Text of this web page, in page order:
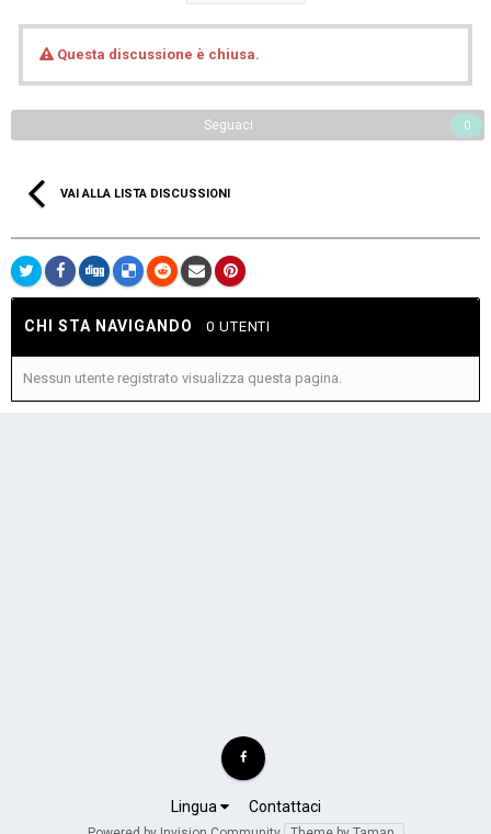
Questa discussione è chiusa.
Seguaci 0
VAI ALLA LISTA DISCUSSIONI
CHI STA NAVIGANDO 0 UTENTI
Nessun utente registrato visualizza questa pagina.
Lingua Contattaci